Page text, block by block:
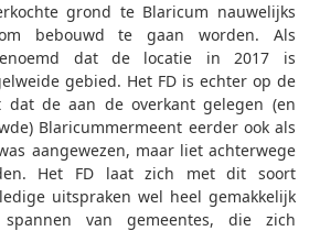
grond te Blaricum nauwelijks
bebouwd te gaan worden. Als
dat de locatie in 2017 is
gebied. Het FD is echter op de
de aan de overkant gelegen (en
Blaricummermeent eerder ook als
aangewezen, maar liet achterwege
Het FD laat zich met dit soort
uitspraken wel heel gemakkelijk
van gemeentes, die zich